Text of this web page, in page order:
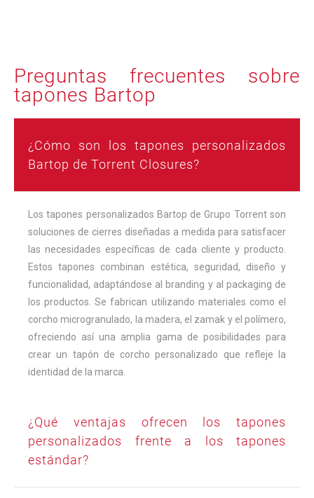
Preguntas frecuentes sobre
tapones Bartop
¿Cómo son los tapones personalizados
Bartop de Torrent Closures?
Los tapones personalizados Bartop de Grupo Torrent son
soluciones de cierres diseñadas a medida para satisfacer
las necesidades específicas de cada cliente y producto.
Estos tapones combinan estética, seguridad, diseño y
funcionalidad, adaptándose al branding y al packaging de
los productos. Se fabrican utilizando materiales como el
corcho microgranulado, la madera, el zamak y el polímero,
ofreciendo así una amplia gama de posibilidades para
crear un tapón de corcho personalizado que refleje la
identidad de la marca.
¿Qué ventajas ofrecen los tapones
personalizados frente a los tapones
estándar?